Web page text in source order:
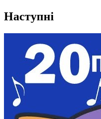
Наступні